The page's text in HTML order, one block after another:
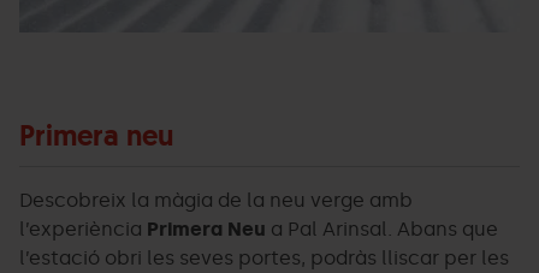
Primera neu
Descobreix la màgia de la neu verge amb
l’experiència Primera Neu a Pal Arinsal. Abans que
l’estació obri les seves portes, podràs lliscar per les